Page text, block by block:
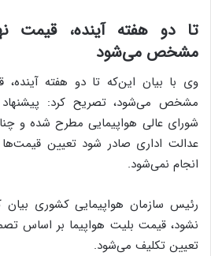
تا دو هفته آینده، قیمت
مشخص می‌شود
وی با بیان این‌که تا دو هفته آینده،
مشخص می‌شود، تصریح کرد:
شورای عالی هواپیمایی مطرح شده و
عدالت اداری صادر شود تعیین قیمت‌ها
انجام نمی‌شود.
رئیس سازمان هواپیمایی کشوری بیان
نشود، قیمت بلیت هواپیما بر اساس
تعیین تکلیف می‌شود.